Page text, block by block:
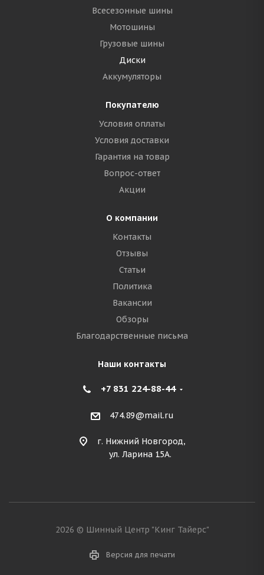
Всесезонные шины
Мотошины
Грузовые шины
Диски
Аккумуляторы
Покупателю
Условия оплаты
Условия доставки
Гарантия на товар
Вопрос-ответ
Акции
О компании
Контакты
Отзывы
Статьи
Политика
Вакансии
Обзоры
Благодарственные письма
Наши контакты
+7 831 224-88-44
474.89@mail.ru
г. Нижний Новгород,
ул. Ларина 15А.
2026 © Шинный Центр "Кинг Тайерс"
Версия для печати